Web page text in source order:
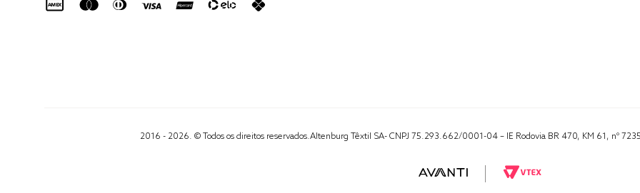
2016 - 2026. © Todos os direitos reservados.Altenburg Têxtil SA- CNPJ 75.293.662/0001-04 – IE Rodovia BR 470, KM 61, nº